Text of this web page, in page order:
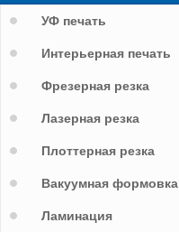
УФ печать
Интерьерная печать
Фрезерная резка
Лазерная резка
Плоттерная резка
Вакуумная формовка
Ламинация